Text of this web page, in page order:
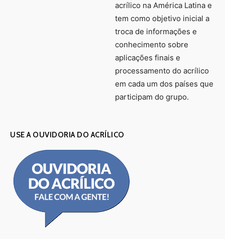
acrílico na América Latina e
tem como objetivo inicial a
troca de informações e
conhecimento sobre
aplicações finais e
processamento do acrílico
em cada um dos países que
participam do grupo.
USE A OUVIDORIA DO ACRÍLICO